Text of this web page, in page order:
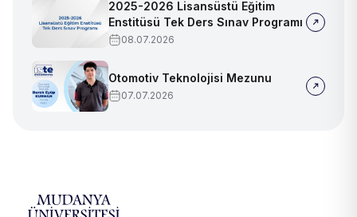
2025-2026 Lisansüstü Eğitim
Enstitüsü Tek Ders Sınav Programı
08.07.2026
Otomotiv Teknolojisi Mezunu
07.07.2026